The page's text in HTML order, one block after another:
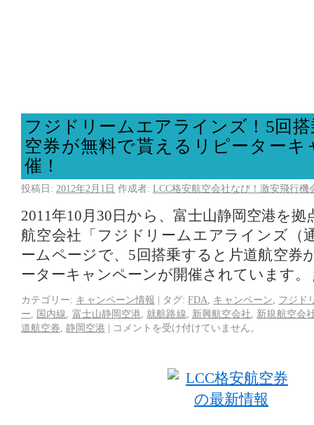
フジドリームエアラインズ！5回
空券が無料で貰えるリピーターキ
催！
投稿日: 2012年2月1日 作成者: LCC格安航空会社なび！激安飛行機
2011年10月30日から、富士山静岡空港を
航空会社「フジドリームエアラインズ（
ームページで、5回搭乗すると片道航空券
ーターキャンペーンが開催されています。
カテゴリー: キャンペーン情報 | タグ: FDA キャンペーン
フジド
ー
国内線 富士山静岡空港 就航路線 新興航空会社
新規航空会
道航空券 静岡空港 | コメントを受け付けていません。